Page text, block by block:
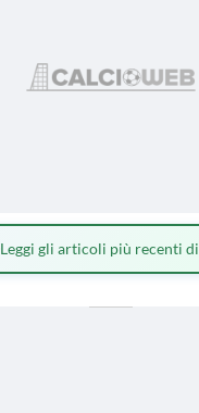
Leggi gli articoli più recenti di